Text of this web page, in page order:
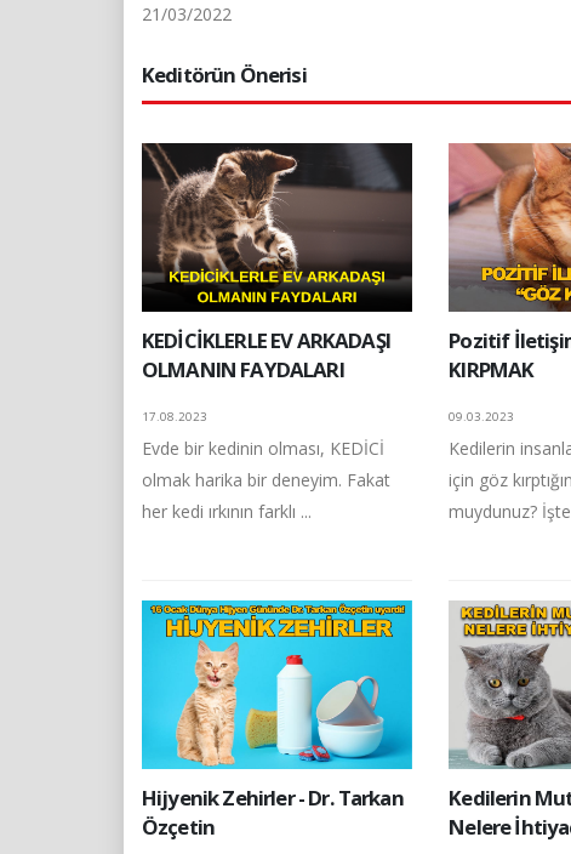
21/03/2022
Keditörün Önerisi
KEDİCİKLERLE EV ARKADAŞI
OLMANIN FAYDALARI
17.08.2023
Evde bir kedinin olması, KEDİCİ
olmak harika bir deneyim. Fakat
her kedi ırkının farklı ...
Pozitif
KIRPMAK
09.03.2023
Kedilerin
için göz
muydunuz?
Hijyenik Zehirler - Dr. Tarkan
Özçetin
Kedilerin
Nelere